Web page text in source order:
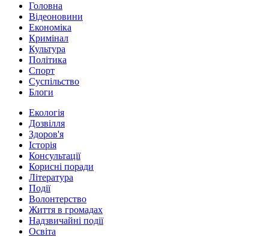
Головна
Відеоновини
Економіка
Кримінал
Культура
Політика
Спорт
Суспільство
Блоги
Екологія
Дозвілля
Здоров'я
Історія
Консультації
Корисні поради
Література
Події
Волонтерство
Життя в громадах
Надзвичайні події
Освіта